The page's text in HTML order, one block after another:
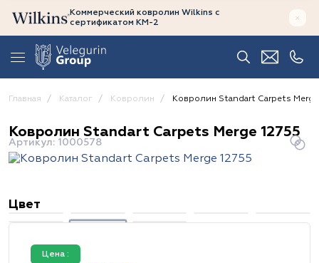
Коммерческий ковролин Wilkins с
сертификатом КМ-2
Главная Каталог Ковролин Ковролин Standart Carpets Merge
Ковролин Standart Carpets Merge 12755
Артикул: 1000578
Цвет
Цена :